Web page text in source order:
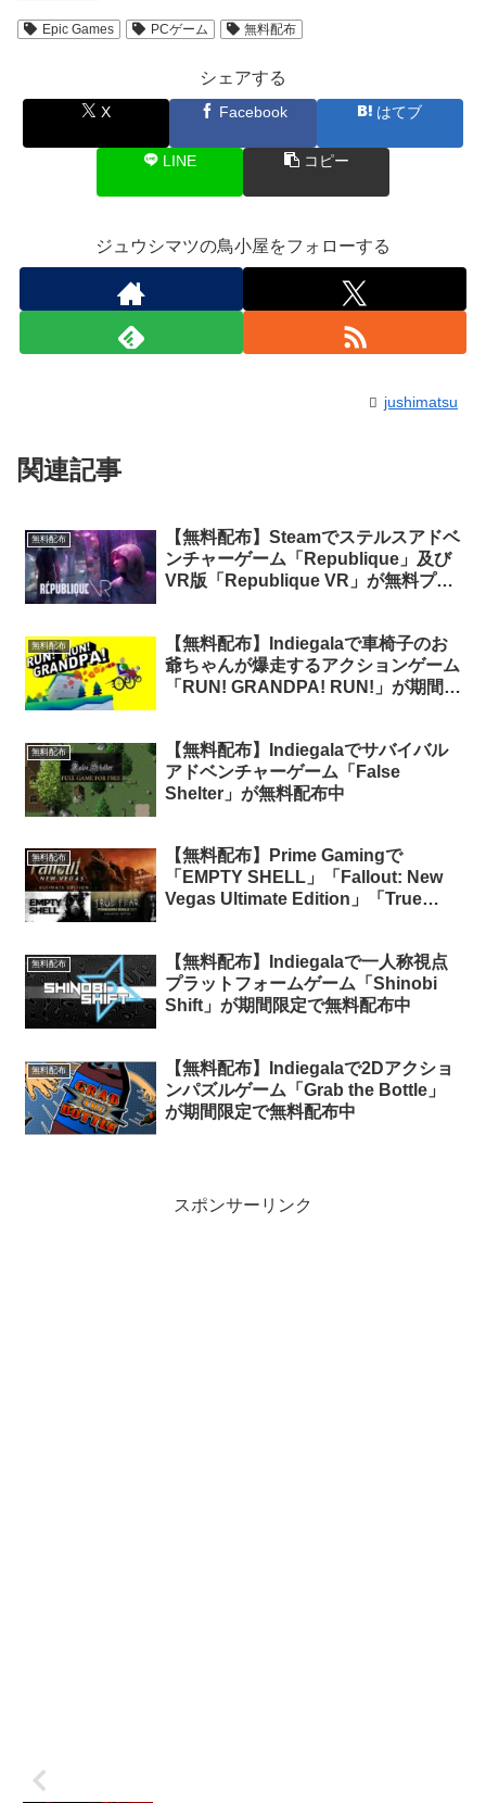
Epic Games PCゲーム 無料配布
シェアする
X Facebook はてブ
LINE コピー
ジュウシマツの鳥小屋をフォローする
jushimatsu
関連記事
無料配布
【無料配布】Steamでステルスアドベ
ンチャーゲーム「Republique」及び
VR版「Republique VR」が無料プレ
無料配布
【無料配布】Indiegalaで車椅子のお
爺ちゃんが爆走するアクションゲーム
「RUN! GRANDPA! RUN!」が期間限
無料配布
【無料配布】Indiegalaでサバイバル
アドベンチャーゲーム「False
Shelter」が無料配布中
無料配布
【無料配布】Prime Gamingで
「EMPTY SHELL」「Fallout: New
Vegas Ultimate Edition」「True
Prime会員限定）
無料配布
【無料配布】Indiegalaで一人称視点
プラットフォームゲーム「Shinobi
Shift」が期間限定で無料配布中
無料配布
【無料配布】Indiegalaで2Dアクショ
ンパズルゲーム「Grab the Bottle」
が期間限定で無料配布中
スポンサーリンク